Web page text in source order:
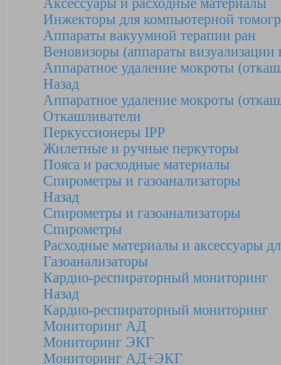
Аксессуары и расходные материалы
Инжекторы для компьютерной
Аппараты вакуумной терапии ран
Веновизоры (аппараты визуализации
Аппаратное удаление мокроты
Назад
Аппаратное удаление мокроты
Откашливатели
Перкуссионеры IPP
Жилетные и ручные перкуторы
Пояса и расходные материалы
Спирометры и газоанализаторы
Назад
Спирометры и газоанализаторы
Спирометры
Расходные материалы и аксессуары
Газоанализаторы
Кардио-респираторный мониторинг
Назад
Кардио-респираторный мониторинг
Мониторинг АД
Мониторинг ЭКГ
Мониторинг АД+ЭКГ